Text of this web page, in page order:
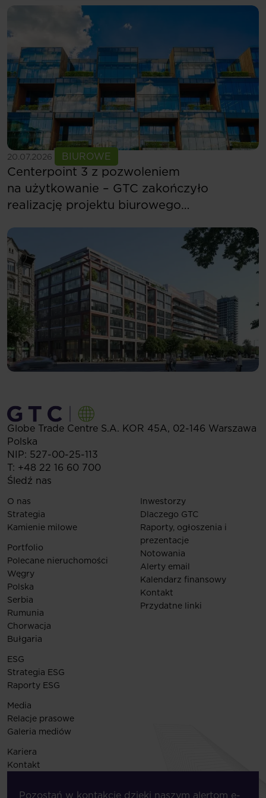
20.07.2026 BIUROWE
Zobacz więcej
Centerpoint 3 z pozwoleniem
na użytkowanie – GTC zakończyło
realizację projektu biurowego
Globe Trade Centre S.A. KOR 45A, 02-146 Warszawa
Polska
NIP: 527-00-25-113
T: +48 22 16 60 700
Śledź nas
O nas
Strategia
Kamienie milowe
Portfolio
Polecane nieruchomości
Węgry
Polska
Serbia
Rumunia
Chorwacja
Bułgaria
Inwestorzy
Dlaczego GTC
Raporty, ogłoszenia i
prezentacje
Notowania
Alerty email
Kalendarz finansowy
Kontakt
Przydatne linki
ESG
Strategia ESG
Raporty ESG
Media
Relacje prasowe
Galeria mediów
Kariera
Kontakt
Pozostań w kontakcie dzięki naszym alertom e-